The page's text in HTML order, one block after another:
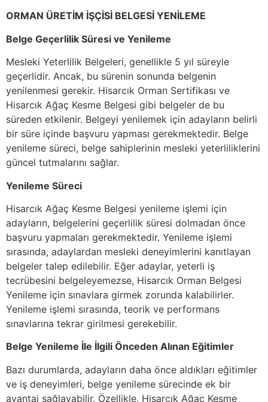
ORMAN ÜRETİM İŞÇİSİ BELGESİ YENİLEME
Belge Geçerlilik Süresi ve Yenileme
Mesleki Yeterlilik Belgeleri, genellikle 5 yıl süreyle
geçerlidir. Ancak, bu sürenin sonunda belgenin
yenilenmesi gerekir. Hisarcık Orman Sertifikası ve
Hisarcık Ağaç Kesme Belgesi gibi belgeler de bu
süreden etkilenir. Belgeyi yenilemek için adayların belirli
bir süre içinde başvuru yapması gerekmektedir. Belge
yenileme süreci, belge sahiplerinin mesleki yeterliliklerini
güncel tutmalarını sağlar.
Yenileme Süreci
Hisarcık Ağaç Kesme Belgesi yenileme işlemi için
adayların, belgelerini geçerlilik süresi dolmadan önce
başvuru yapmaları gerekmektedir. Yenileme işlemi
sırasında, adaylardan mesleki deneyimlerini kanıtlayan
belgeler talep edilebilir. Eğer adaylar, yeterli iş
tecrübesini belgeleyemezse, Hisarcık Orman Belgesi
Yenileme için sınavlara girmek zorunda kalabilirler.
Yenileme işlemi sırasında, teorik ve performans
sınavlarına tekrar girilmesi gerekebilir.
Belge Yenileme İle İlgili Önceden Alınan Eğitimler
Bazı durumlarda, adayların daha önce aldıkları eğitimler
ve iş deneyimleri, belge yenileme sürecinde ek bir
avantaj sağlayabilir. Özellikle, Hisarcık Ağaç Kesme